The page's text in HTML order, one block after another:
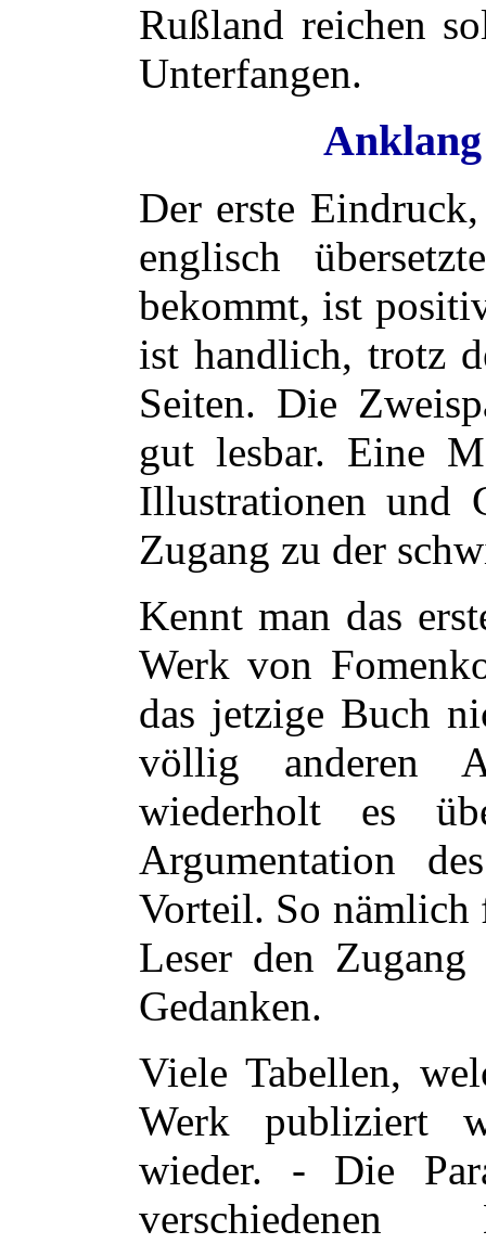
Rußland reichen
Unterfangen.
Der erste
englisch
bekommt, ist
ist handlich, trotz
Seiten. Die
gut lesbar. Eine
Illustrationen und
Zugang zu der
Kennt man das
Werk von
das jetzige Buch
völlig anderen
wiederholt es
Argumentation
Vorteil. So nämlich
Leser den
Gedanken.
Viele Tabellen,
Werk publiziert
wieder. - Die
verschiedenen